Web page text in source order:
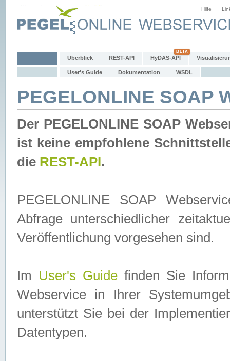
Hilfe
Überblick REST-API HyDAS-API
User's Guide Dokumentation WSDL
PEGELONLINE SOAP
Der PEGELONLINE SOAP
ist keine empfohlene
die REST-API.
PEGELONLINE SOAP
Abfrage unterschiedlicher
Veröffentlichung vorgesehen sind.
Im User's Guidefinden Sie
Webservice in Ihrer
unterstützt Sie bei der
Datentypen.